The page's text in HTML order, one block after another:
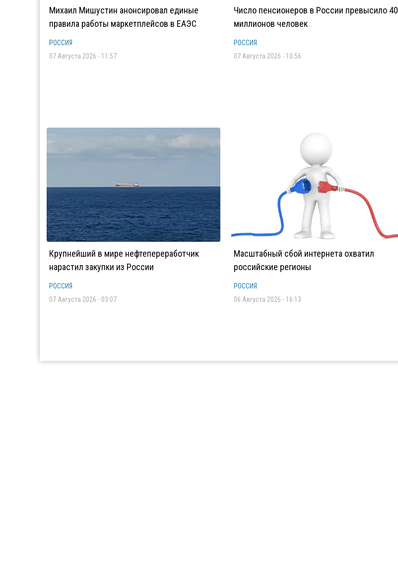
Михаил Мишустин анонсировал единые
правила работы маркетплейсов в ЕАЭС
РОССИЯ
07 Августа 2026 - 11:57
Число пенсионеров в России превысило 40
миллионов человек
РОССИЯ
07 Августа 2026 - 10:56
Крупнейший в мире нефтепереработчик
нарастил закупки из России
РОССИЯ
07 Августа 2026 - 03:07
Масштабный сбой интернета охватил
российские регионы
РОССИЯ
06 Августа 2026 - 16:13